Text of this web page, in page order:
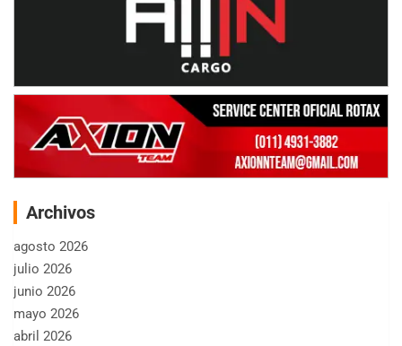
Archivos
agosto 2026
julio 2026
junio 2026
mayo 2026
abril 2026